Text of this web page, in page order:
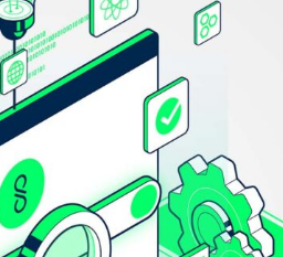
Vorteile
Customer Stories